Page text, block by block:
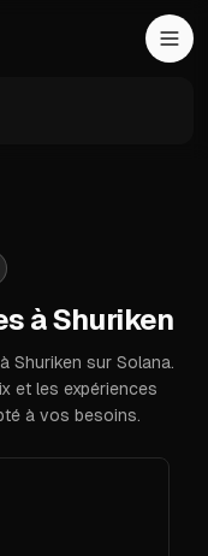
à Shuriken
Shuriken sur Solana.
et les expériences
à vos besoins.